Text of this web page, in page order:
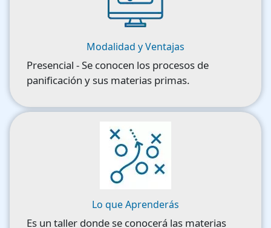
Modalidad y Ventajas
Presencial - Se conocen los procesos de
panificación y sus materias primas.
Lo que Aprenderás
Es un taller donde se conocerá las materias